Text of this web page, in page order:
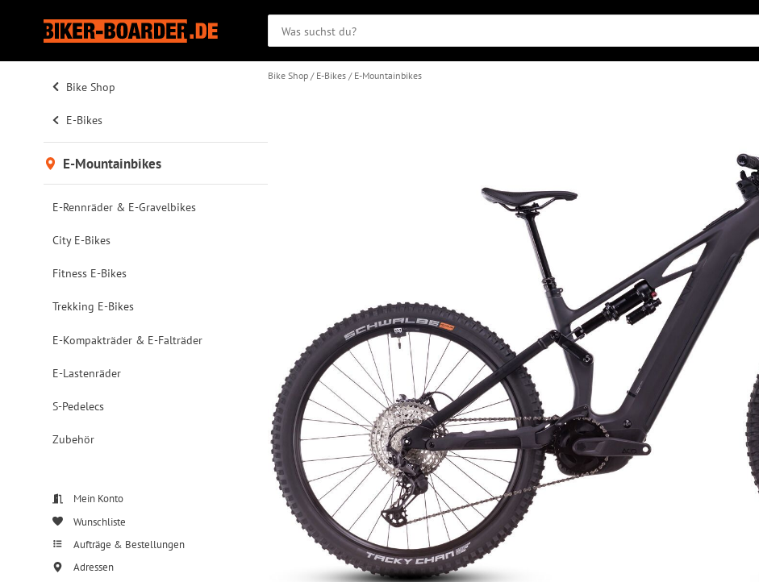
Bike Shop
E-Bikes
E-Mountainbikes
E-Rennräder & E-Gravelbikes
City E-Bikes
Fitness E-Bikes
Trekking E-Bikes
E-Kompakträder & E-Falträder
E-Lastenräder
S-Pedelecs
Zubehör
Mein Konto
Wunschliste
Aufträge & Bestellungen
Adressen
Bike Shop E-Bikes E-Mountainbikes